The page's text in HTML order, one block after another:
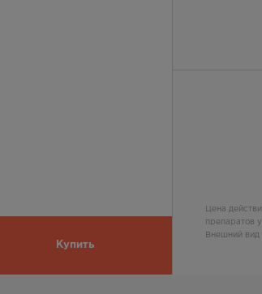
Купить
Цена
препаратов
Внешний вид